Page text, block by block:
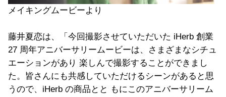
メイキングムービーより
藤井夏恋は、「今回撮影させていただいた iHerb 創業
27 周年アニバーサリームービーは、さまざまなシチュ
エーションがあり 楽しんで撮影することができまし
た。皆さんにも共感していただけるシーンがあると思
うので、iHerb の商品とと もにこのアニバーサリーム